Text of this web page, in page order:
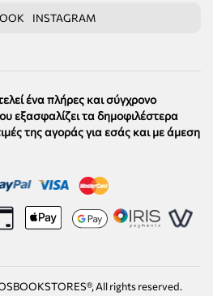
INSTAGRAM
ένα πλήρες και σύγχρονο
εξασφαλίζει τα δημοφιλέστερα
της αγοράς για εσάς και με άμεση
All rights reserved.